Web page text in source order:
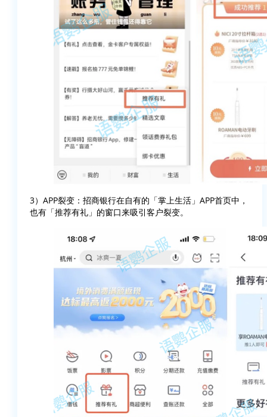
3）APP裂变：招商银行在自有的「掌上生活」APP首页中，
也有「推荐有礼」的窗口来吸引客户裂变。